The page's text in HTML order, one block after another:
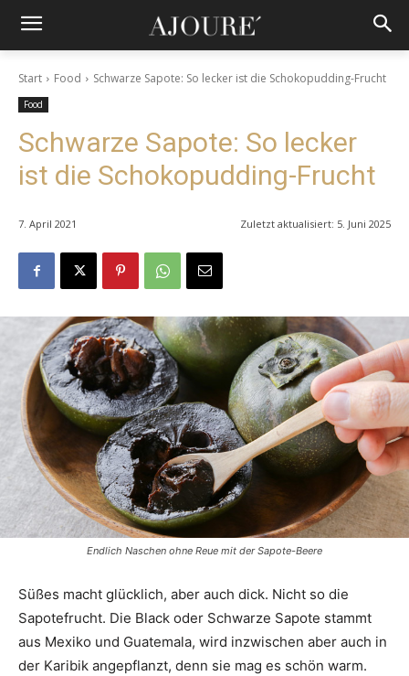
Start Food Schwarze Sapote: So lecker ist die Schokopudding-Frucht
Food
Schwarze Sapote: So lecker
ist die Schokopudding-Frucht
7. April 2021 Zuletzt aktualisiert: 5. Juni 2025
Endlich Naschen ohne Reue mit der Sapote-Beere
Süßes macht glücklich, aber auch dick. Nicht so die
Sapotefrucht. Die Black oder Schwarze Sapote stammt
aus Mexiko und Guatemala, wird inzwischen aber auch in
der Karibik angepflanzt, denn sie mag es schön warm.